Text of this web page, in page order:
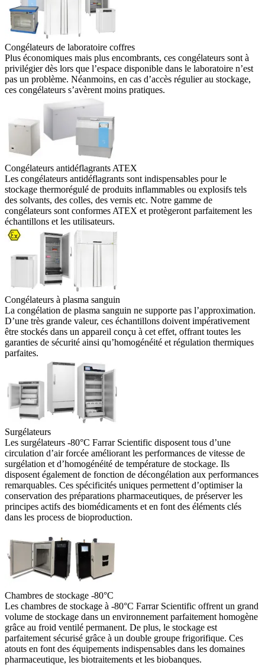
Congélateurs de laboratoire coffres
Plus économiques mais plus encombrants, ces congélateurs sont à
privilégier dès lors que l’espace disponible dans le laboratoire n’est
pas un problème. Néanmoins, en cas d’accès régulier au stockage,
ces congélateurs s’avèrent moins pratiques.
Congélateurs antidéflagrants ATEX
Les congélateurs antidéflagrants sont indispensables pour le
stockage thermorégulé de produits inflammables ou explosifs tels
des solvants, des colles, des vernis etc. Notre gamme de
congélateurs sont conformes ATEX et protègeront parfaitement les
échantillons et les utilisateurs.
Congélateurs à plasma sanguin
La congélation de plasma sanguin ne supporte pas l’approximation.
D’une très grande valeur, ces échantillons doivent impérativement
être stockés dans un appareil conçu à cet effet, offrant toutes les
garanties de sécurité ainsi qu’homogénéité et régulation thermiques
parfaites.
Surgélateurs
Les surgélateurs -80°C Farrar Scientific disposent tous d’une
circulation d’air forcée améliorant les performances de vitesse de
surgélation et d’homogénéité de température de stockage. Ils
disposent également de fonction de décongélation aux performances
remarquables. Ces spécificités uniques permettent d’optimiser la
conservation des préparations pharmaceutiques, de préserver les
principes actifs des biomédicaments et en font des éléments clés
dans les process de bioproduction.
Chambres de stockage -80°C
Les chambres de stockage à -80°C Farrar Scientific offrent un grand
volume de stockage dans un environnement parfaitement homogène
grâce au froid ventilé permanent. De plus, le stockage est
parfaitement sécurisé grâce à un double groupe frigorifique. Ces
atouts en font des équipements indispensables dans les domaines
pharmaceutique, les biotraitements et les biobanques.